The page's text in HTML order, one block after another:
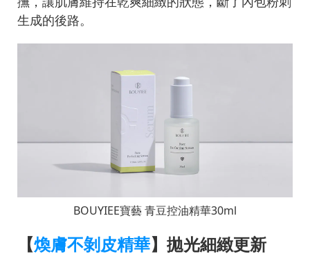
生成的後路。
BOUYIEE寶藝 青豆控油精華30ml
【煥膚不剝皮精華】拋光細緻更新